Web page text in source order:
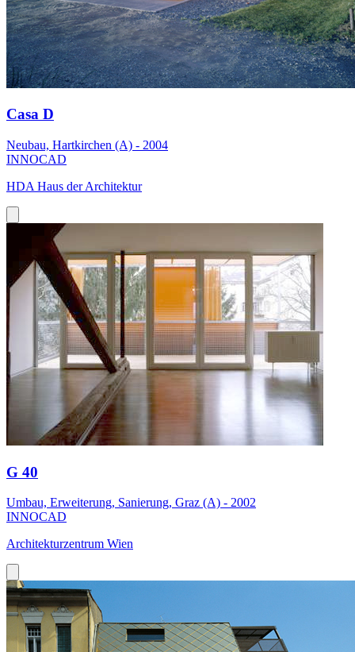
Casa D
Neubau, Hartkirchen (A) - 2004
INNOCAD
HDA Haus der Architektur
G 40
Umbau, Erweiterung, Sanierung, Graz (A) - 2002
INNOCAD
Architekturzentrum Wien